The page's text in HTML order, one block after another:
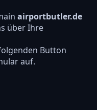
airportbutler.de
über Ihre
Button
auf.